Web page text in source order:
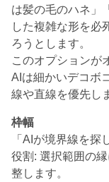
は髪の毛のハネ」
した複雑な形を必
ろうとします。
このオプションが
AIは細かいデコボ
線や直線を優先し
枠幅
「AIが境界線を探
役割: 選択範囲の
整します。